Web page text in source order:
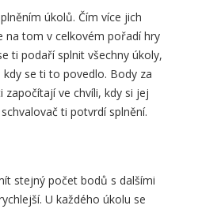
úkolů. Čím více jich
na tom v celkovém pořadí hry
ti podaří splnit všechny úkoly,
se ti to povedlo. Body za
započítají ve chvíli, kdy si jej
ti potvrdí splnění.
stejný počet bodů s dalšími
U každého úkolu se